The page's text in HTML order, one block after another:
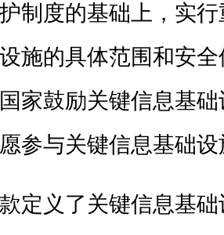
制度的基础上，实
施的具体范围和安
家鼓励关键信息基
参与关键信息基础
定义了关键信息基